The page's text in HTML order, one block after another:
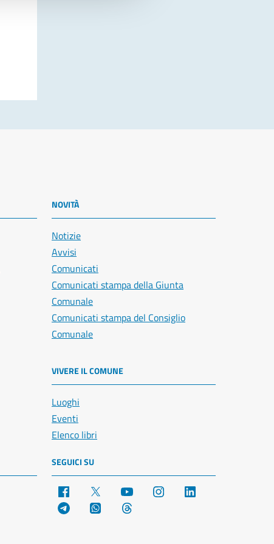
NOVITÀ
Notizie
Avvisi
Comunicati
Comunicati stampa della Giunta
Comunale
Comunicati stampa del Consiglio
Comunale
VIVERE IL COMUNE
Luoghi
Eventi
Elenco libri
SEGUICI SU
Facebook YouTube Instagram
Telegram WhatsApp